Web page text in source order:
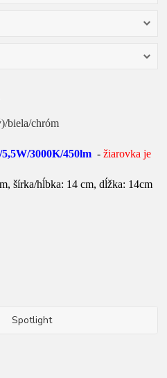
biela/chróm
3000K/450lm-žiarovka je
šírka/hĺbka: 14 cm, dĺžka: 14cm
Spotlight